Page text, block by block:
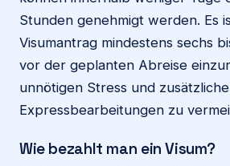
Stunden genehmigt werden. Es
Visumantrag mindestens sechs
vor der geplanten Abreise
unnötigen Stress und
Expressbearbeitungen zu
Wie bezahlt man ein Visum?